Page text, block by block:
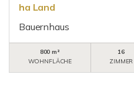
ha Land
Bauernhaus
800 m²
WOHNFLÄCHE
16
ZIMMER